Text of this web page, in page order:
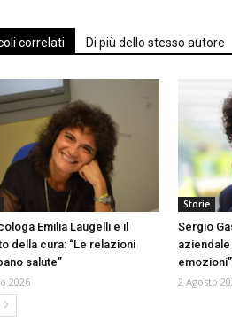
correlati Di più dello stesso autore
Emilia Laugelli e il
della cura: “Le relazioni
salute”
2026
Storie
Sergio
emozioni”
2 Agosto